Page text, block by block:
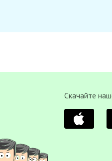
Скачайте